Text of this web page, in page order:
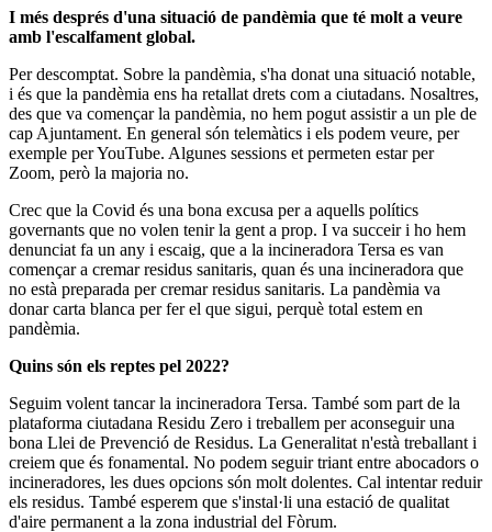
I més després d'una situació de pandèmia que té molt a veure
amb l'escalfament global.
Per descomptat. Sobre la pandèmia, s'ha donat una situació notable,
i és que la pandèmia ens ha retallat drets com a ciutadans. Nosaltres,
des que va començar la pandèmia, no hem pogut assistir a un ple de
cap Ajuntament. En general són telemàtics i els podem veure, per
exemple per YouTube. Algunes sessions et permeten estar per
Zoom, però la majoria no.
Crec que la Covid és una bona excusa per a aquells polítics
governants que no volen tenir la gent a prop. I va succeir i ho hem
denunciat fa un any i escaig, que a la incineradora Tersa es van
començar a cremar residus sanitaris, quan és una incineradora que
no està preparada per cremar residus sanitaris. La pandèmia va
donar carta blanca per fer el que sigui, perquè total estem en
pandèmia.
Quins són els reptes pel 2022?
Seguim volent tancar la incineradora Tersa. També som part de la
plataforma ciutadana Residu Zero i treballem per aconseguir una
bona Llei de Prevenció de Residus. La Generalitat n'està treballant i
creiem que és fonamental. No podem seguir triant entre abocadors o
incineradores, les dues opcions són molt dolentes. Cal intentar reduir
els residus. També esperem que s'instal·li una estació de qualitat
d'aire permanent a la zona industrial del Fòrum.